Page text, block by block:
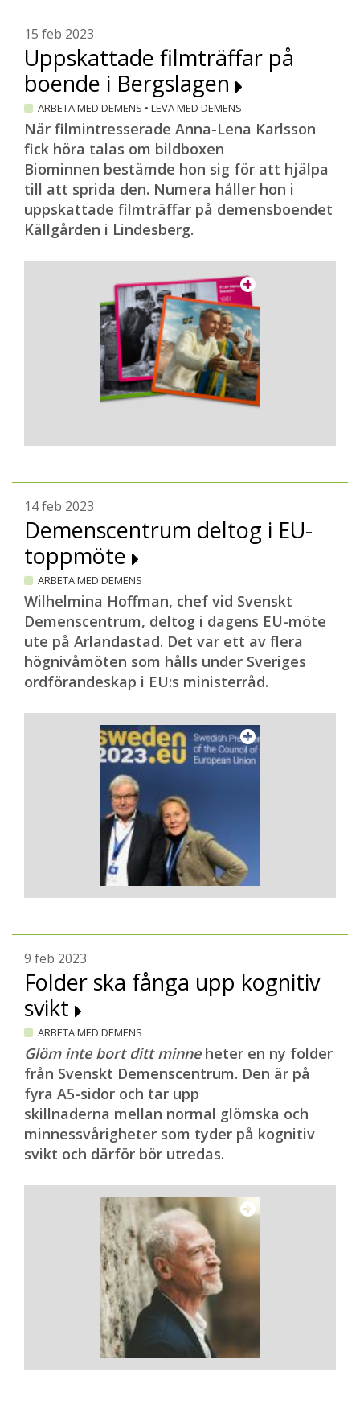
15 feb 2023
Uppskattade filmträffar på
boende i Bergslagen
ARBETA MED DEMENS • LEVA MED DEMENS
När filmintresserade Anna-Lena Karlsson
fick höra talas om bildboxen
Biominnen bestämde hon sig för att hjälpa
till att sprida den. Numera håller hon i
uppskattade filmträffar på demensboendet
Källgården i Lindesberg.
14 feb 2023
Demenscentrum deltog i EU-
toppmöte
ARBETA MED DEMENS
Wilhelmina Hoffman, chef vid Svenskt
Demenscentrum, deltog i dagens EU-möte
ute på Arlandastad. Det var ett av flera
högnivåmöten som hålls under Sveriges
ordförandeskap i EU:s ministerråd.
9 feb 2023
Folder ska fånga upp kognitiv
svikt
ARBETA MED DEMENS
Glöm inte bort ditt minneheter en ny folder
från Svenskt Demenscentrum. Den är på
fyra A5-sidor och tar upp
skillnaderna mellan normal glömska och
minnessvårigheter som tyder på kognitiv
svikt och därför bör utredas.